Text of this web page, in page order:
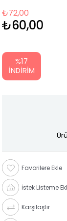
₺72,00
₺60,00
%17
İNDIRIM
Favorilere Ekle
İstek Listeme
Karşılaştır